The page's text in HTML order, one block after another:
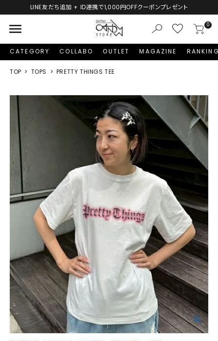
LINE友だち追加 + ID連携で1,000円OFFクーポンプレゼント
menu 0
CATEGORY COLLABO OUTLET MAGAZINE
TOP TOPS PRETTY THINGS TEE